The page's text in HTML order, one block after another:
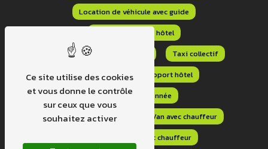
Location de véhicule avec guide
Navette aéroport hôtel
Transfert aéroport domicile
Taxi collectif
Transport navette aéroport hôtel
Transport randonnée
Transport sur mesure
Van avec chauffeur
Location minibus avec chauffeur
Ce site utilise des cookies
et vous donne le contrôle
sur ceux que vous
souhaitez activer